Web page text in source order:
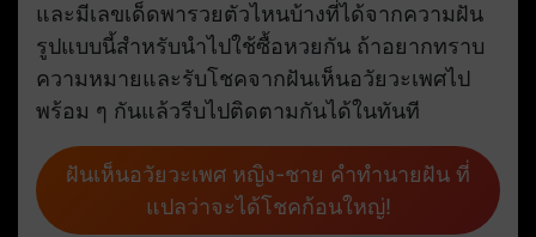
และมีเลขเด็ดพารวยตัวไหนบ้างที่ได้จากความฝัน
รูปแบบนี้สำหรับนำไปใช้ซื้อหวยกัน ถ้าอยากทราบ
ความหมายและรับโชคจากฝันเห็นอวัยวะเพศไป
พร้อม ๆ กันแล้วรีบไปติดตามกันได้ในทันที
ฝันเห็นอวัยวะเพศ หญิง-ชาย คำทำนายฝัน ที่
แปลว่าจะได้โชคก้อนใหญ่!